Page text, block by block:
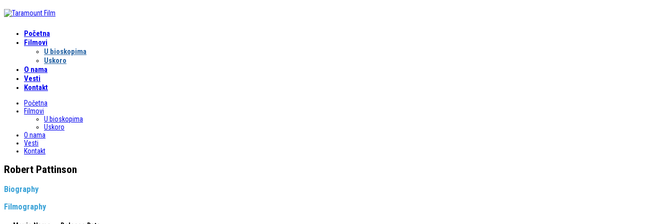
Početna
Filmovi
U bioskopima
Uskoro
O nama
Vesti
Kontakt
Početna
Filmovi
U bioskopima
Uskoro
O nama
Vesti
Kontakt
Robert Pattinson
Biography
Filmography